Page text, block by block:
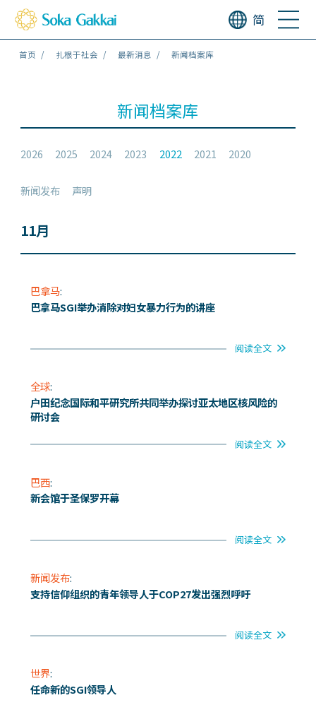
简
首页 扎根于社会 最新消息 新闻档案库
新闻档案库
2026 2025 2024 2023 2022 2021 2020
新闻发布 声明
11月
巴拿马:
巴拿马SGI举办消除对妇女暴力行为的讲座
阅读全文
全球:
户田纪念国际和平研究所共同举办探讨亚太地区核风险的
研讨会
阅读全文
巴西:
新会馆于圣保罗开幕
阅读全文
新闻发布:
支持信仰组织的青年领导人于COP27发出强烈呼吁
阅读全文
世界:
任命新的SGI领导人